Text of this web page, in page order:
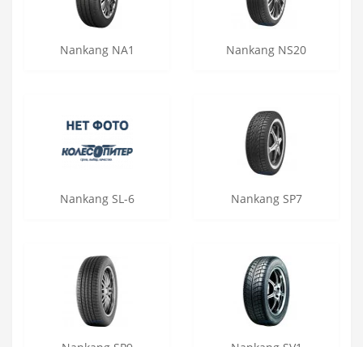
Nankang NA1 Nankang NS20
Nankang SL-6 Nankang SP7